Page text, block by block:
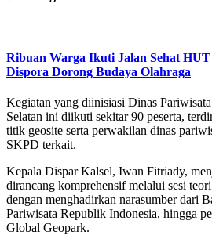
Ribuan Warga Ikuti Jalan Sehat
Dispora Dorong Budaya Olahraga
Kegiatan yang diinisiasi Dinas
Selatan ini diikuti sekitar 90 peserta,
titik geosite serta perwakilan dinas
SKPD terkait.
Kepala Dispar Kalsel, Iwan Fitriady,
dirancang komprehensif melalui sesi
dengan menghadirkan narasumber dari
Pariwisata Republik Indonesia, hingga
Global Geopark.